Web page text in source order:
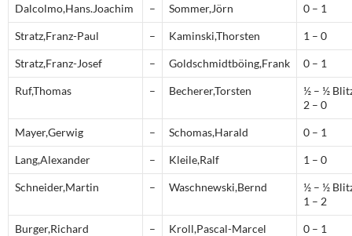
Dalcolmo,Hans.Joachim – Sommer,Jörn 0 – 1
Stratz,Franz-Paul – Kaminski,Thorsten 1 – 0
Stratz,Franz-Josef – Goldschmidtböing,Frank 0 – 1
Ruf,Thomas – Becherer,Torsten
½ – ½
2 – 0
Mayer,Gerwig – Schomas,Harald 0 – 1
Lang,Alexander – Kleile,Ralf 1 – 0
Schneider,Martin – Waschnewski,Bernd
½ – ½
1 – 2
Burger,Richard – Kroll,Pascal-Marcel 0 – 1